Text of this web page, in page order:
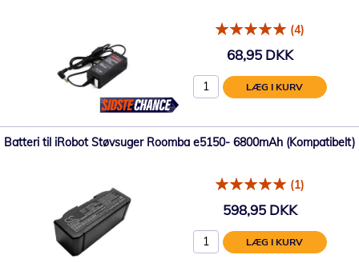
(4)
68,95 DKK
LÆG I KURV
Batteri til iRobot Støvsuger Roomba e5150- 6800mAh (Kompatibelt)
(1)
598,95 DKK
LÆG I KURV